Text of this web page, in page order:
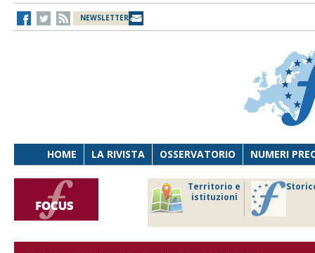
NEWSLETTER
HOME LA RIVISTA OSSERVATORIO NUMERI
Territorio e
istituzioni